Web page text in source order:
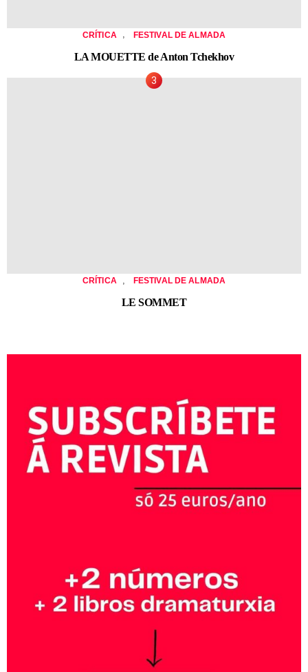
CRÍTICA , FESTIVAL DE ALMADA
LA MOUETTE de Anton Tchekhov
CRÍTICA FESTIVAL DE ALMADA
LE SOMMET